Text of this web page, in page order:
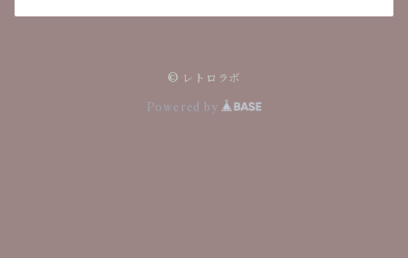
© レトロラボ
Powered by